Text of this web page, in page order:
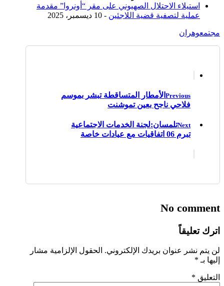
استيلاء الاحتلال الصهيوني على مقر “أونروا” مقدمة
عملية لتصفية قضية اللاجئين - 10 ديسمبر، 2025
مجتمعوهران
Previous الأمطار المتساقطة تبشر بموسم
فلاحي ناجح بعين تموشنت
Nextتلمسان:لجنة الخدمات الاجتماعية
تبرم 06 اتفاقيات مع عيادات خاصة
No comment
اترك تعليقاً
لن يتم نشر عنوان بريدك الإلكتروني. الحقول الإلزامية مشار
إليها بـ *
التعليق *